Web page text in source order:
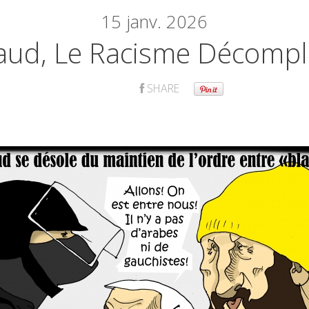
15 janv. 2026
Le Racisme
SHARE